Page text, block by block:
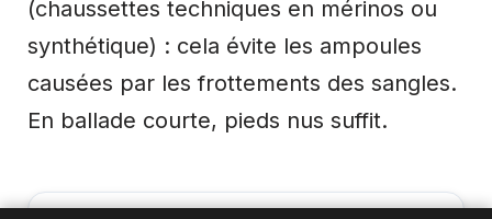
(chaussettes techniques en mérinos ou
synthétique) : cela évite les ampoules
causées par les frottements des sangles.
En ballade courte, pieds nus suffit.